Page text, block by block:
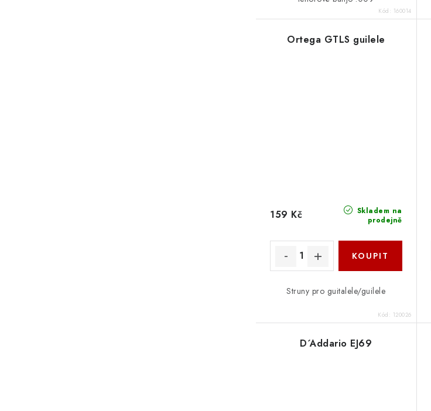
Kód: 160014
Ortega GTLS guilele
Skladem na
prodejně
159 Kč
Struny pro guitalele/guilele
Kód: 120026
D´Addario EJ69